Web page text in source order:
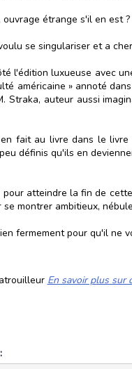
ouvrage étrange s'il en est ?
se singulariser et a
l'édition luxueuse avec
américaine » annoté
Straka, auteur aussi
fait au livre dans le
définis qu'ils en
atteindre la fin de
montrer ambitieux,
fermement pour qu'il ne
En savoir plus sur